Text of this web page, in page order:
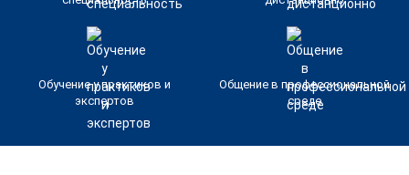
Обучение у практиков и
экспертов
Общение в профессиональной
среде